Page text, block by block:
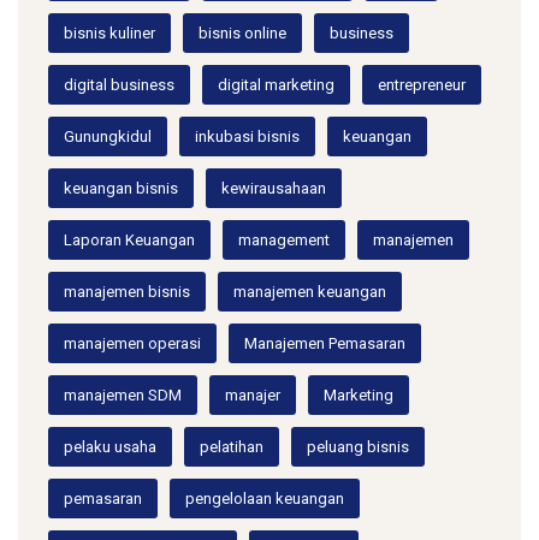
bisnis kuliner bisnis online business
digital business digital marketing entrepreneur
Gunungkidul inkubasi bisnis keuangan
keuangan bisnis kewirausahaan
Laporan Keuangan management manajemen
manajemen bisnis manajemen keuangan
manajemen operasi Manajemen Pemasaran
manajemen SDM manajer Marketing
pelaku usaha pelatihan peluang bisnis
pemasaran pengelolaan keuangan